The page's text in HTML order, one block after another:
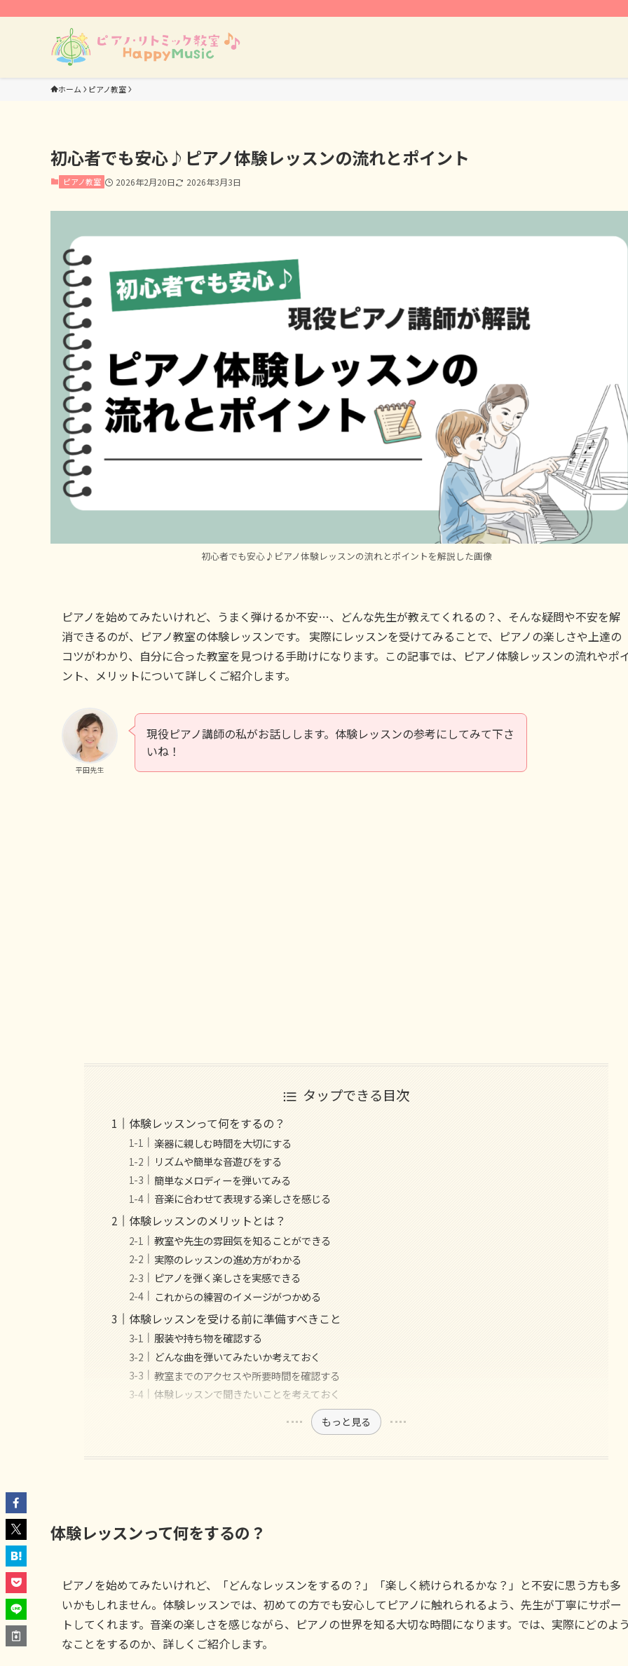
ホーム ピアノ教室
初心者でも安心♪ピアノ体験レッスンの流れとポイント
ピアノ教室 2026年2月20日 2026年3月3日
初心者でも安心♪ピアノ体験レッスンの流れとポイントを解説した画像
ピアノを始めてみたいけれど、うまく弾けるか不安…、どんな先生が教えてくれるの？、そんな疑問や不安を解
消できるのが、ピアノ教室の体験レッスンです。 実際にレッスンを受けてみることで、ピアノの楽しさや上達の
コツがわかり、自分に合った教室を見つける手助けになります。この記事では、ピアノ体験レッスンの流れやポ
ント、メリットについて詳しくご紹介します。
平田先生
現役ピアノ講師の私がお話しします。体験レッスンの参考にしてみて下さ
いね！
タップできる目次
体験レッスンって何をするの？
楽器に親しむ時間を大切にする
リズムや簡単な音遊びをする
簡単なメロディーを弾いてみる
音楽に合わせて表現する楽しさを感じる
体験レッスンのメリットとは？
教室や先生の雰囲気を知ることができる
実際のレッスンの進め方がわかる
ピアノを弾く楽しさを実感できる
これからの練習のイメージがつかめる
体験レッスンを受ける前に準備すべきこと
服装や持ち物を確認する
どんな曲を弾いてみたいか考えておく
教室までのアクセスや所要時間を確認する
体験レッスンで聞きたいことを考えておく
もっと見る
体験レッスンって何をするの？
ピアノを始めてみたいけれど、「どんなレッスンをするの？」「楽しく続けられるかな？」と不安に思う方も多
いかもしれません。体験レッスンでは、初めての方でも安心してピアノに触れられるよう、先生が丁寧にサポー
トしてくれます。音楽の楽しさを感じながら、ピアノの世界を知る大切な時間になります。では、実際にどのよ
なことをするのか、詳しくご紹介します。